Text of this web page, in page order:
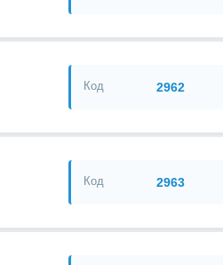
Код 2962
Код 2963